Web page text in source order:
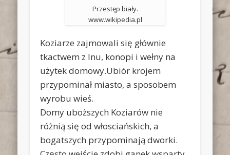
Przestęp biały.
www.wikipedia.pl
Koziarze zajmowali się głównie
tkactwem z lnu, konopi i wełny na
użytek domowy.Ubiór krojem
przypominał miasto, a sposobem
wyrobu wieś.
Domy uboższych Koziarów nie
różnią się od włosciańskich, a
bogatszych przypominają dworki.